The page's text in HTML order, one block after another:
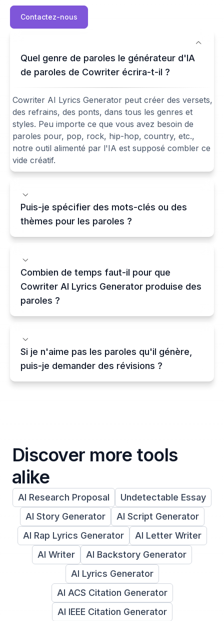
Contactez-nous
Quel genre de paroles le générateur d'IA
de paroles de Cowriter écrira-t-il ?
Cowriter AI Lyrics Generator peut créer des versets,
des refrains, des ponts, dans tous les genres et
styles. Peu importe ce que vous avez besoin de
paroles pour, pop, rock, hip-hop, country, etc.,
notre outil alimenté par l'IA est supposé combler ce
vide créatif.
Puis-je spécifier des mots-clés ou des
thèmes pour les paroles ?
Combien de temps faut-il pour que
Cowriter AI Lyrics Generator produise des
paroles ?
Si je n'aime pas les paroles qu'il génère,
puis-je demander des révisions ?
Discover more tools
alike
AI Research Proposal
Undetectable Essay
AI Story Generator
AI Script Generator
AI Rap Lyrics Generator
AI Letter Writer
AI Writer
AI Backstory Generator
AI Lyrics Generator
AI ACS Citation Generator
AI IEEE Citation Generator